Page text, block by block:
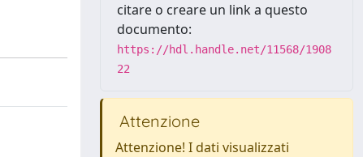
citare o creare un link a questo
documento:
https://hdl.handle.net/11568/1908
22
Attenzione
Attenzione! I dati visualizzati